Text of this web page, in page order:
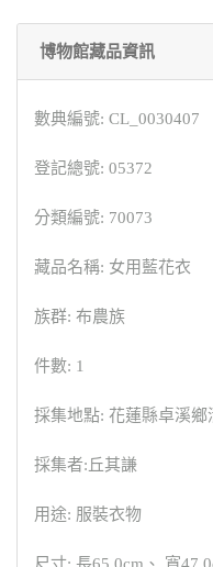
博物館藏品資訊
數典編號: CL_0030407
登記總號: 05372
分類編號: 70073
藏品名稱: 女用藍花衣
族群: 布農族
件數: 1
採集地點: 花蓮縣卓溪鄉
採集者:丘其謙
用途: 服裝衣物